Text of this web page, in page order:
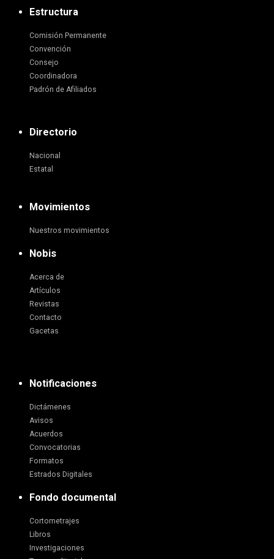
Estructura
Comisión Permanente
Convención
Consejo
Coordinadora
Padrón de Afiliados
Directorio
Nacional
Estatal
Movimientos
Nuestros movimientos
Nobis
Acerca de
Artículos
Revistas
Contacto
Gacetas
Notificaciones
Dictámenes
Avisos
Acuerdos
Convocatorias
Formatos
Estrados Digitales
Fondo documental
Cortometrajes
Libros
Investigaciones